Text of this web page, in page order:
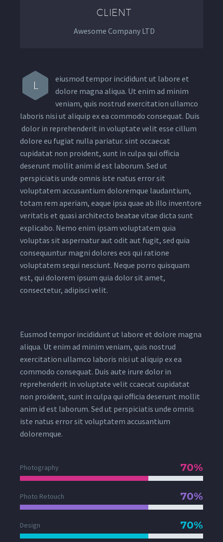
CLIENT
Awesome Company LTD
L
eiusmod tempor incididunt ut labore et
dolore magna aliqua. Ut enim ad minim
veniam, quis nostrud exercitation ullamco
laboris nisi ut aliquip ex ea commodo consequat. Duis
dolor in reprehenderit in voluptate velit esse cillum
dolore eu fugiat nulla pariatur. sint occaecat
cupidatat non proident, sunt in culpa qui officia
deserunt mollit anim id est laborum. Sed ut
perspiciatis unde omnis iste natus error sit
voluptatem accusantium doloremque laudantium,
totam rem aperiam, eaque ipsa quae ab illo inventore
veritatis et quasi architecto beatae vitae dicta sunt
explicabo. Nemo enim ipsam voluptatem quia
voluptas sit aspernatur aut odit aut fugit, sed quia
consequuntur magni dolores eos qui ratione
voluptatem sequi nesciunt. Neque porro quisquam
est, qui dolorem ipsum quia dolor sit amet,
consectetur, adipisci velit.
Eusmod tempor incididunt ut labore et dolore magna
aliqua. Ut enim ad minim veniam, quis nostrud
exercitation ullamco laboris nisi ut aliquip ex ea
commodo consequat. Duis aute irure dolor in
reprehenderit in voluptate velit ccaecat cupidatat
non proident, sunt in culpa qui officia deserunt mollit
anim id est laborum. Sed ut perspiciatis unde omnis
iste natus error sit voluptatem accusantium
doloremque.
Photography 70%
Photo Retouch 70%
Design 70%